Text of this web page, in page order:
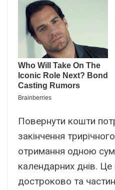
Повернути кошти
закінчення
отримання одною
календарних днів.
достроково та